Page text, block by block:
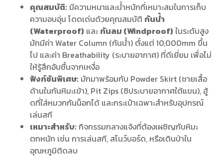
คุณสมบัติ: มีความหนาและน้ำหนักที่เหมาะสมในการเก็บ
ความอบอุ่น โดดเด่นด้วยคุณสมบัติ กันน้ำ
(Waterproof) และ กันลม (Windproof) ในระดับสูง
มักมีค่า Water Column (กันน้ำ) ตั้งแต่ 10,000mm ขึ้น
ไป และค่า Breathability (ระบายอากาศ) ที่ดีเยี่ยม เพื่อไม่
ให้รู้สึกอับชื้นจากเหงื่อ
ฟังก์ชันพิเศษ: มักมาพร้อมกับ Powder Skirt (ชายเสื้อ
ด้านในกันหิมะเข้า), Pit Zips (ซิประบายอากาศใต้แขน), ฮู้
ดที่ใส่หมวกกันน็อกได้ และกระเป๋าเฉพาะสำหรับอุปกรณ์
เล่นสกี
เหมาะสำหรับ:กิจกรรมกลางแจ้งที่ต้องเผชิญกับหิมะ
ตกหนัก เช่น การเล่นสกี, สโนว์บอร์ด, หรือเดินป่าใน
อุณหภูมิติดลบ